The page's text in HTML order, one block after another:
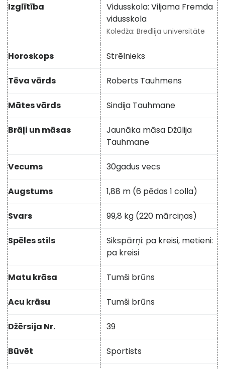
Izglītība
Vidusskola: Viljama Fremda
vidusskola
Koledža: Bredlija universitāte
Horoskops Strēlnieks
Tēva vārds Roberts Tauhmens
Mātes vārds Sindija Tauhmane
Brāļi un māsas
Jaunāka māsa Džūlija
Tauhmane
Vecums 30gadus vecs
Augstums 1,88 m (6 pēdas 1 colla)
Svars 99,8 kg (220 mārciņas)
Spēles stils
Sikspārņi: pa kreisi, metieni:
pa kreisi
Matu krāsa Tumši brūns
Acu krāsu Tumši brūns
Džērsija Nr. 39
Būvēt Sportists